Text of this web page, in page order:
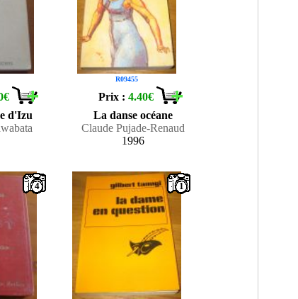
d'Izu
R09455
Prix :4.40€
La danse océane
Claude Pujade-Renaud
1996
4 1